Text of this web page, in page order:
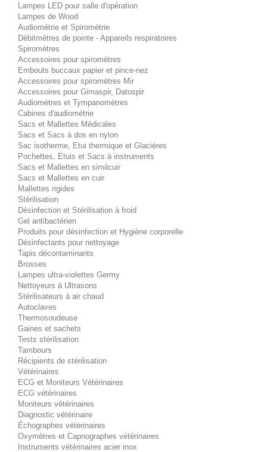
Lampes LED pour salle d'opération
Lampes de Wood
Audiométrie et Spirométrie
Débitmètres de pointe - Appareils respiratoires
Spiromètres
Accessoires pour spiromètres
Embouts buccaux papier et pince-nez
Accessoires pour spiromètres Mir
Accessoires pour Gimaspir, Datospir
Audiomètres et Tympanomètres
Cabines d'audiométrie
Sacs et Mallettes Médicales
Sacs et Sacs à dos en nylon
Sac isotherme, Etui thermique et Glacières
Pochettes, Etuis et Sacs à instruments
Sacs et Mallettes en similcuir
Sacs et Mallettes en cuir
Mallettes rigides
Stérilisation
Désinfection et Stérilisation à froid
Gel antibactérien
Produits pour désinfection et Hygiène corporelle
Désinfectants pour nettoyage
Tapis décontaminants
Brosses
Lampes ultra-violettes Germy
Nettoyeurs à Ultrasons
Stérilisateurs à air chaud
Autoclaves
Thermosoudeuse
Gaines et sachets
Tests stérilisation
Tambours
Récipients de stérilisation
Vétérinaires
ECG et Moniteurs Vétérinaires
ECG vétérinaires
Moniteurs vétérinaires
Diagnostic vétérinaire
Échographes vétérinaires
Oxymètres et Capnographes vétérinaires
Instruments vétérinaires acier inox